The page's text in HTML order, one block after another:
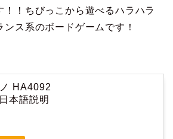
！！ちびっこから遊べるハラハラ
ンス系のボードゲームです！
HA4092
本語説明